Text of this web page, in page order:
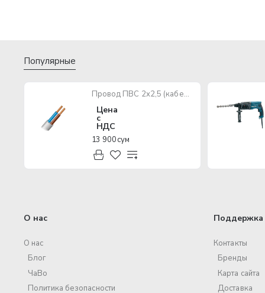
Популярные
Провод ПВС 2х2,5 (кабель медный многожильный)
Цена
с
НДС
13 900 сум
О нас
О нас
Блог
ЧаВо
Политика безопасности
Поддержка
Контакты
Бренды
Карта сайта
Доставка